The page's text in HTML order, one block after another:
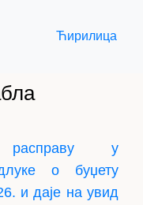
Ћирилица
у
о буџету
и даје на увид